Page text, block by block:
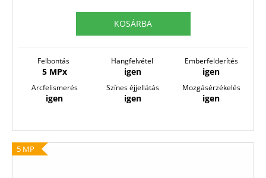
KOSÁRBA
Felbontás
5 MPx
Hangfelvétel
igen
Emberfelderítés
igen
Arcfelismerés
igen
Színes éjjellátás
igen
Mozgásérzékelés
igen
5 MP